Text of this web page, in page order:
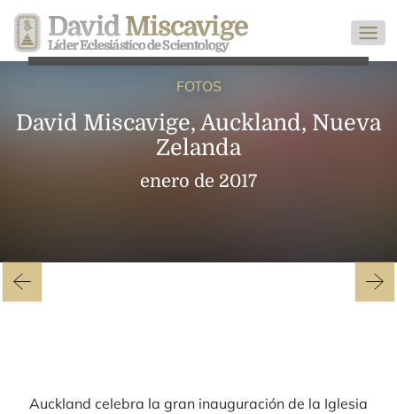
David Miscavige
Líder Eclesiástico de Scientology
FOTOS
David Miscavige, Auckland, Nueva
Zelanda
enero de 2017
Auckland celebra la gran inauguración de la Iglesia